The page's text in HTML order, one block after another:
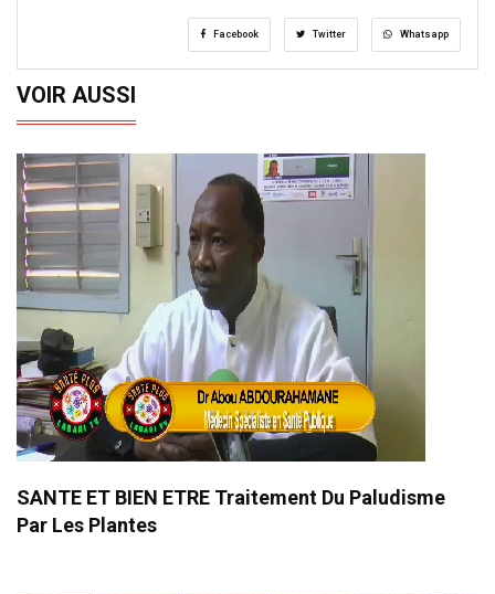
Facebook Twitter Whatsapp
VOIR AUSSI
SANTE ET BIEN ETRE Traitement Du Paludisme
Par Les Plantes